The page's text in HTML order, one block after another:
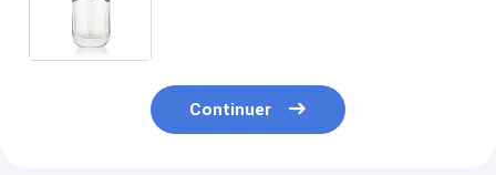
Continuer